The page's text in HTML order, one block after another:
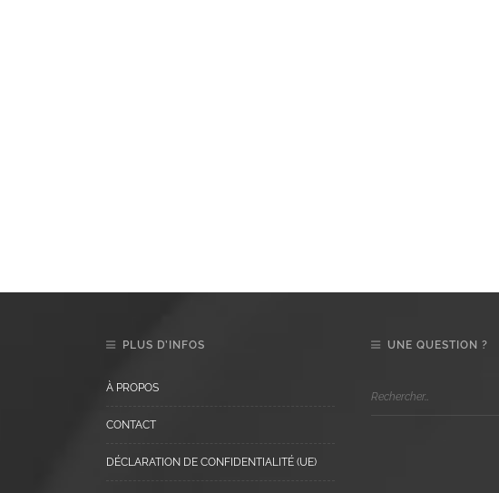
PLUS D’INFOS
À PROPOS
CONTACT
DÉCLARATION DE CONFIDENTIALITÉ (UE)
UNE QUESTION ?